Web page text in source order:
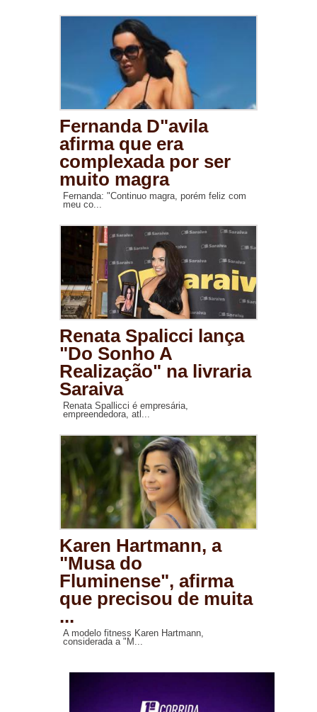
Fernanda D"avila
afirma que era
complexada por ser
muito magra
Fernanda: "Continuo magra, porém feliz com
meu co...
Renata Spalicci lança
"Do Sonho A
Realização" na livraria
Saraiva
Renata Spallicci é empresária,
empreendedora, atl...
Karen Hartmann, a
"Musa do
Fluminense", afirma
que precisou de muita
...
A modelo fitness Karen Hartmann,
considerada a "M...